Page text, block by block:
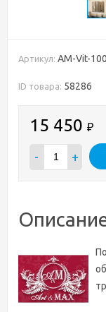
Артикул: AM-Vit-
ID товара: 58286
15 450 ₽
- +